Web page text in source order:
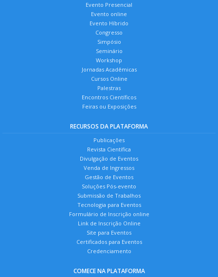
Evento Presencial
Evento online
Evento Híbrido
Congresso
Simpósio
Seminário
Workshop
Jornadas Acadêmicas
Cursos Online
Palestras
Encontros Científicos
Feiras ou Exposições
RECURSOS DA PLATAFORMA
Publicações
Revista Científica
Divulgação de Eventos
Venda de Ingressos
Gestão de Eventos
Soluções Pós-evento
Submissão de Trabalhos
Tecnologia para Eventos
Formulário de Inscrição online
Link de Inscrição Online
Site para Eventos
Certificados para Eventos
Credenciamento
COMECE NA PLATAFORMA